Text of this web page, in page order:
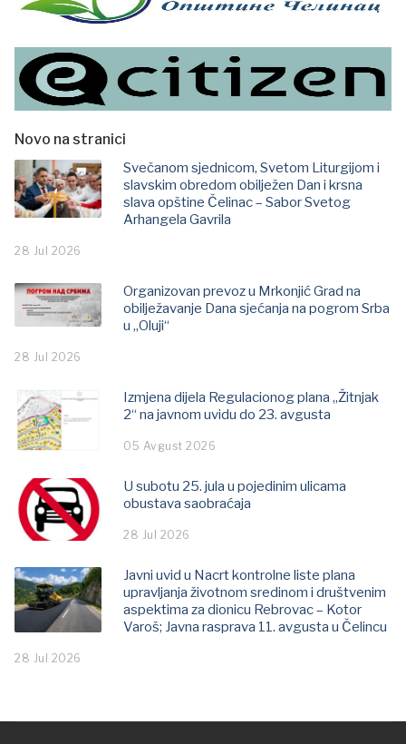
Novo na stranici
Svečanom sjednicom, Svetom Liturgijom i
slavskim obredom obilježen Dan i krsna
slava opštine Čelinac – Sabor Svetog
Arhangela Gavrila
28 Jul 2026
Organizovan prevoz u Mrkonjić Grad na
obilježavanje Dana sjećanja na pogrom Srba
u „Oluji“
28 Jul 2026
Izmjena dijela Regulacionog plana „Žitnjak
2“ na javnom uvidu do 23. avgusta
05 Avgust 2026
U subotu 25. jula u pojedinim ulicama
obustava saobraćaja
28 Jul 2026
Javni uvid u Nacrt kontrolne liste plana
upravljanja životnom sredinom i društvenim
aspektima za dionicu Rebrovac – Kotor
Varoš; Јavna rasprava 11. avgusta u Čelincu
28 Jul 2026